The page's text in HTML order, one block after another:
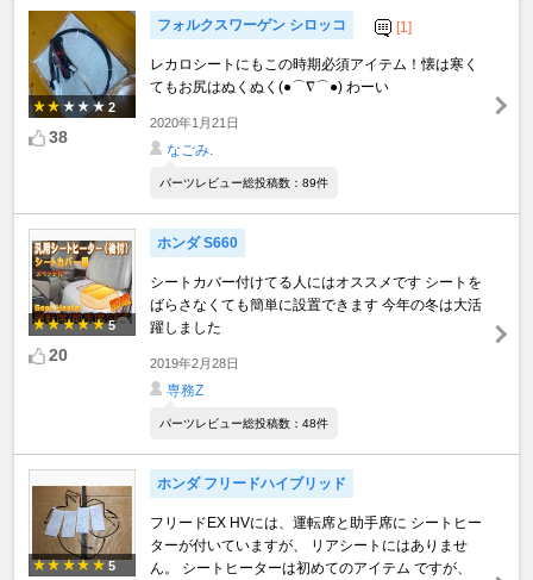
2
38
フォルクスワーゲン シロッコ [1]
レカロシートにもこの時期必須アイテム！懐は寒く
てもお尻はぬくぬく(●⌒∇⌒●) わーい
2020年1月21日
なごみ.
パーツレビュー総投稿数：89件
5
20
ホンダ S660
シートカバー付けてる人にはオススメです シートを
ばらさなくても簡単に設置できます 今年の冬は大活
躍しました
2019年2月28日
専務Z
パーツレビュー総投稿数：48件
5
ホンダ フリードハイブリッド
フリードEX HVには、運転席と助手席に シートヒー
ターが付いていますが、 リアシートにはありませ
ん。 シートヒーターは初めてのアイテム ですが、